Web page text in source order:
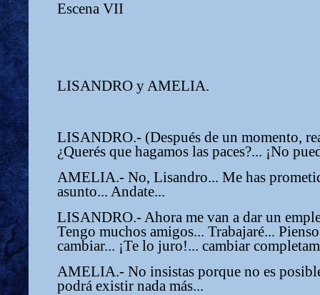
Escena VII
LISANDRO y AMELIA.
LISANDRO.- (Después de un momento,
¿Querés que hagamos las paces?... ¡No
AMELIA.- No, Lisandro... Me has
asunto... Andate...
LISANDRO.- Ahora me van a dar un
Tengo muchos amigos... Trabajaré...
cambiar... ¡Te lo juro!... cambiar
AMELIA.- No insistas porque no es
podrá existir nada más...